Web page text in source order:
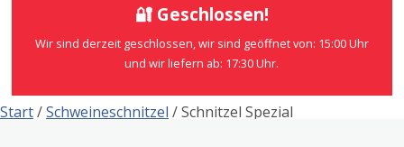
🔐 Geschlossen!
Wir sind derzeit geschlossen, wir sind geöffnet von: 15:00 Uhr
und wir liefern ab: 17:30 Uhr.
Start/Schweineschnitzel / Schnitzel Spezial